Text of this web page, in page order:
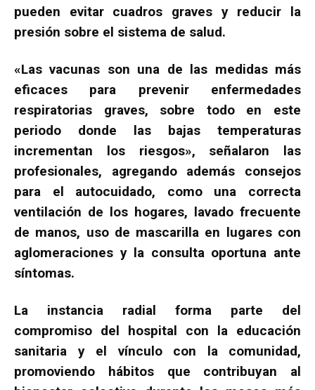
pueden evitar cuadros graves y reducir la
presión sobre el sistema de salud.
«Las vacunas son una de las medidas más
eficaces para prevenir enfermedades
respiratorias graves, sobre todo en este
periodo donde las bajas temperaturas
incrementan los riesgos», señalaron las
profesionales, agregando además consejos
para el autocuidado, como una correcta
ventilación de los hogares, lavado frecuente
de manos, uso de mascarilla en lugares con
aglomeraciones y la consulta oportuna ante
síntomas.
La instancia radial forma parte del
compromiso del hospital con la educación
sanitaria y el vínculo con la comunidad,
promoviendo hábitos que contribuyan al